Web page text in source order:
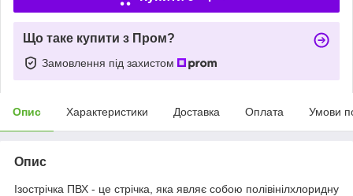
Що таке купити з Пром?
Замовлення під захистом
Опис Характеристики Доставка Оплата Умови
Опис
Ізострічка ПВХ - це стрічка, яка являє собою полівінілхлоридну